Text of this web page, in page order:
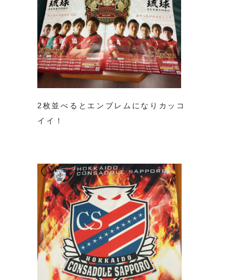
2枚並べるとエンブレムになりカッコ
イイ！